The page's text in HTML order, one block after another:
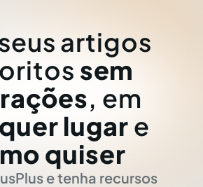
artigos
sem
, em
lugar e
quiser
e tenha recursos